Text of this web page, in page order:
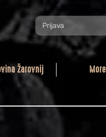
Prijava
Žarovnij More